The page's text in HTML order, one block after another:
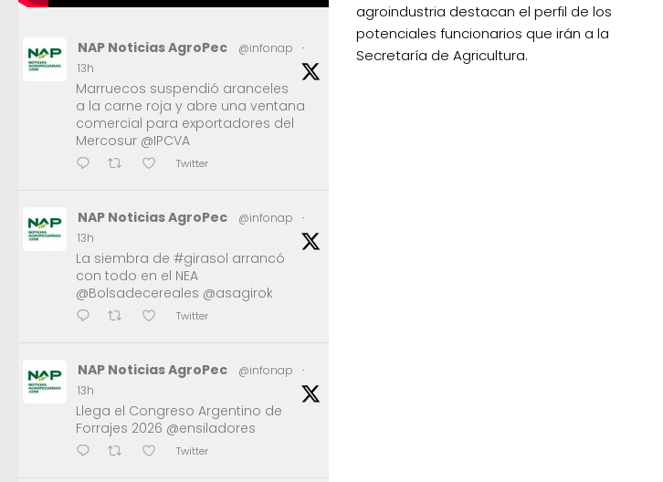
agroindustria destacan el perfil de los
potenciales funcionarios que irán a la
Secretaría de Agricultura.
NAP Noticias AgroPec @infonap
·
13h
Marruecos suspendió aranceles
a la carne roja y abre una ventana
comercial para exportadores del
Mercosur @IPCVA
Twitter
NAP Noticias AgroPec @infonap
·
13h
La siembra de #girasol arrancó
con todo en el NEA
@Bolsadecereales @asagirok
Twitter
NAP Noticias AgroPec @infonap
·
13h
Llega el Congreso Argentino de
Forrajes 2026 @ensiladores
Twitter